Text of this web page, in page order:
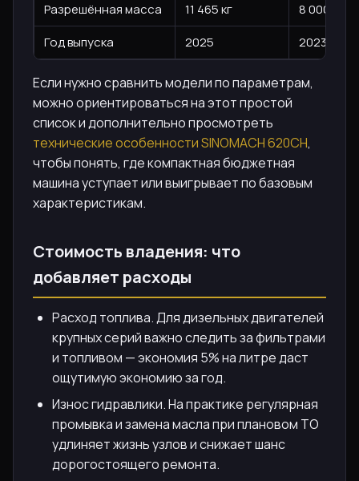
Разрешённая масса
11 465 кг
8 000 кг
Год выпуска
2025 2023
Если нужно сравнить модели по параметрам,
можно ориентироваться на этот простой
список и дополнительно просмотреть
технические особенности SINOMACH 620CH,
чтобы понять, где компактная бюджетная
машина уступает или выигрывает по базовым
характеристикам.
Стоимость владения: что
добавляет расходы
Расход топлива. Для дизельных двигателей
крупных серий важно следить за фильтрами
и топливом — экономия 5% на литре даст
ощутимую экономию за год.
Износ гидравлики. На практике регулярная
промывка и замена масла при плановом ТО
удлиняет жизнь узлов и снижает шанс
дорогостоящего ремонта.